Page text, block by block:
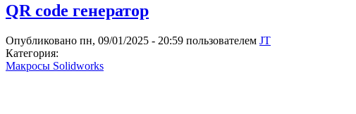
QR code генератор
Опубликовано пн, 09/01/2025 - 20:59 пользователем JT
Категория:
Макросы Solidworks